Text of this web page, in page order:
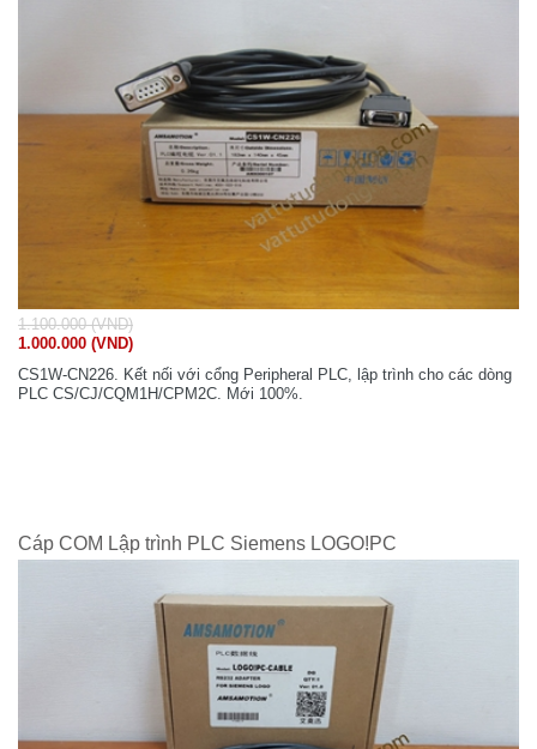
1.100.000 (VND)
1.000.000 (VND)
CS1W-CN226. Kết nối với cổng Peripheral PLC, lập trình cho các dòng
PLC CS/CJ/CQM1H/CPM2C. Mới 100%.
Cáp COM Lập trình PLC Siemens LOGO!PC